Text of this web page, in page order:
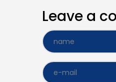
Leave a